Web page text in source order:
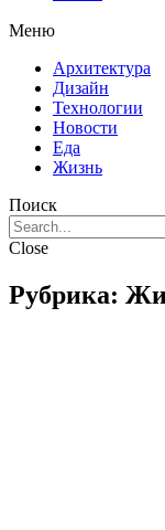
Меню
Архитектура
Дизайн
Технологии
Новости
Еда
Жизнь
Поиск
Close
Рубрика: